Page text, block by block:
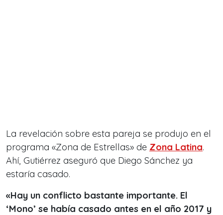
La revelación sobre esta pareja se produjo en el
programa «Zona de Estrellas» de Zona Latina.
Ahí, Gutiérrez aseguró que Diego Sánchez ya
estaría casado.
«Hay un conflicto bastante importante. El
‘Mono’ se había casado antes en el año 2017 y